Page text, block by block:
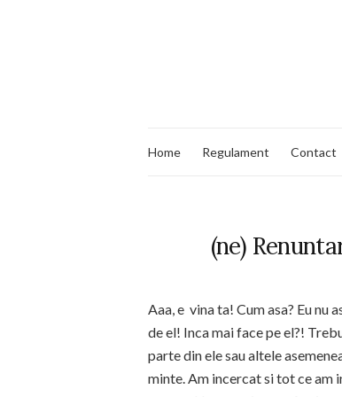
Home Regulament Contact
(ne)
Aaa, e vina ta! Cum asa? Eu nu
de el! Inca mai face pe el?!
parte din ele sau altele
minte. Am incercat si tot ce am